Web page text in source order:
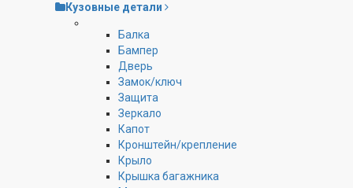
Кузовные детали
Балка
Бампер
Дверь
Замок/ключ
Защита
Зеркало
Капот
Кронштейн/крепление
Крыло
Крышка багажника